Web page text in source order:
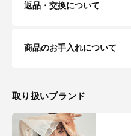
返品・交換について
商品のお手入れについて
取り扱いブランド